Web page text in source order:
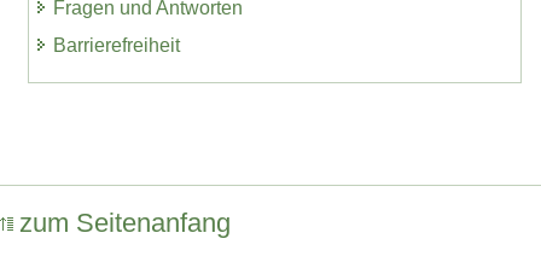
Fragen und Antworten
Barrierefreiheit
zum Seitenanfang